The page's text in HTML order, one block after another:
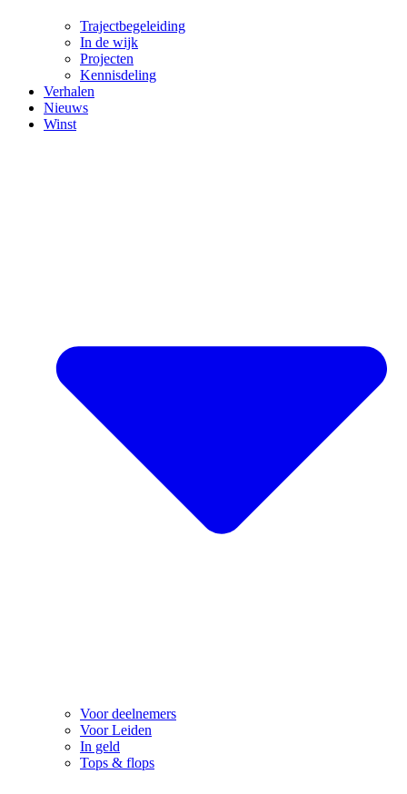
Trajectbegeleiding
In de wijk
Projecten
Kennisdeling
Verhalen
Nieuws
Winst
Voor deelnemers
Voor Leiden
In geld
Tops & flops